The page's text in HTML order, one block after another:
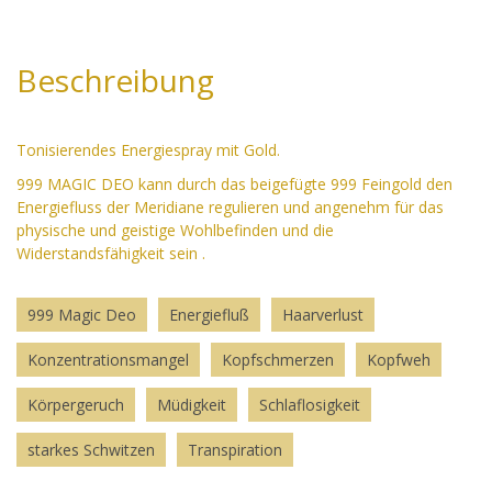
Beschreibung
Tonisierendes Energiespray mit Gold.
999 MAGIC DEO kann durch das beigefügte 999 Feingold den
Energiefluss der Meridiane regulieren und angenehm für das
physische und geistige Wohlbefinden und die
Widerstandsfähigkeit sein .
999 Magic Deo Energiefluß Haarverlust
Konzentrationsmangel Kopfschmerzen Kopfweh
Körpergeruch Müdigkeit Schlaflosigkeit
starkes Schwitzen Transpiration